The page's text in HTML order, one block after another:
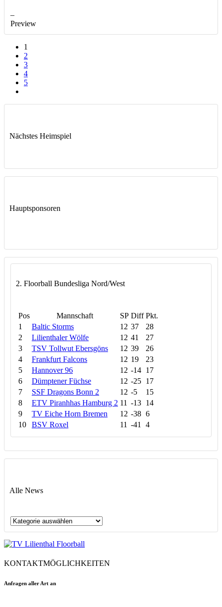
–
Preview
1
2
3
4
5
Nächstes Heimspiel
Hauptsponsoren
2. Floorball Bundesliga Nord/West
Pos Mannschaft SP Diff Pkt.
1
Baltic Storms 12 37
28
2
Lilienthaler Wölfe 12 41
27
3
TSV Tollwut Ebersgöns 12 39
26
4
Frankfurt Falcons 12 19
23
5
Hannover 96 12 -14 17
6
Dümptener Füchse 12 -25 17
7
SSF Dragons Bonn 2 12 -5
15
8
ETV Piranhhas Hamburg 2 11 -13 14
9
TV Eiche Horn Bremen 12 -38 6
10
BSV Roxel 11 -41 4
Alle News
Alle
KONTAKTMÖGLICHKEITEN
Anfragen aller Art an